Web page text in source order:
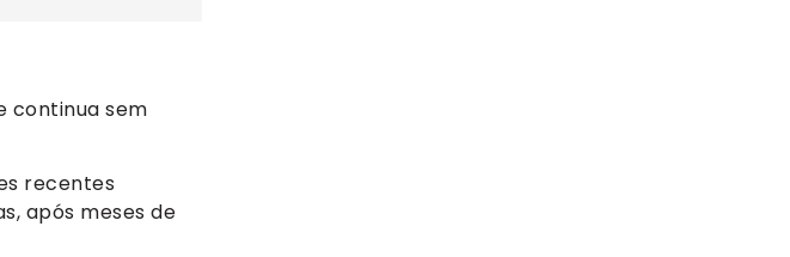
continua sem
recentes
após meses de